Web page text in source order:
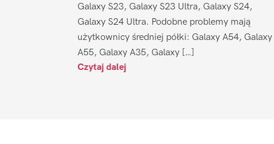
Galaxy S23, Galaxy S23 Ultra, Galaxy S24,
Galaxy S24 Ultra. Podobne problemy mają
użytkownicy średniej półki: Galaxy A54, Galaxy
A55, Galaxy A35, Galaxy […]
Czytaj dalej